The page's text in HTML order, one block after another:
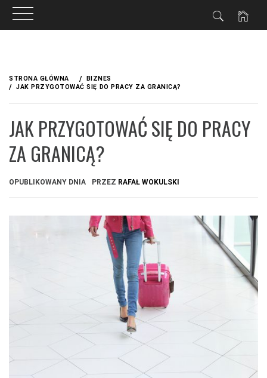
treściSTRONA GŁÓWNA
BIZNES
JAK PRZYGOTOWAĆ SIĘ DO PRACY ZA GRANICĄ?
JAK PRZYGOTOWAĆ SIĘ DO PRACY
ZA GRANICĄ?
OPUBLIKOWANY DNIA PRZEZ RAFAŁ WOKULSKI